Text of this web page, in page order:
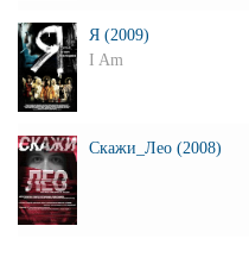
Я (2009)
I Am
Скажи_Лео (2008)